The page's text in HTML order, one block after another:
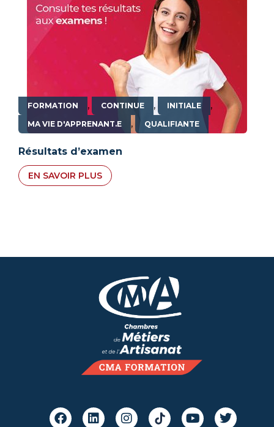
FORMATION , CONTINUE , INITIALE ,
MA VIE D'APPRENANT.E , QUALIFIANTE
Résultats d’examen
EN SAVOIR PLUS